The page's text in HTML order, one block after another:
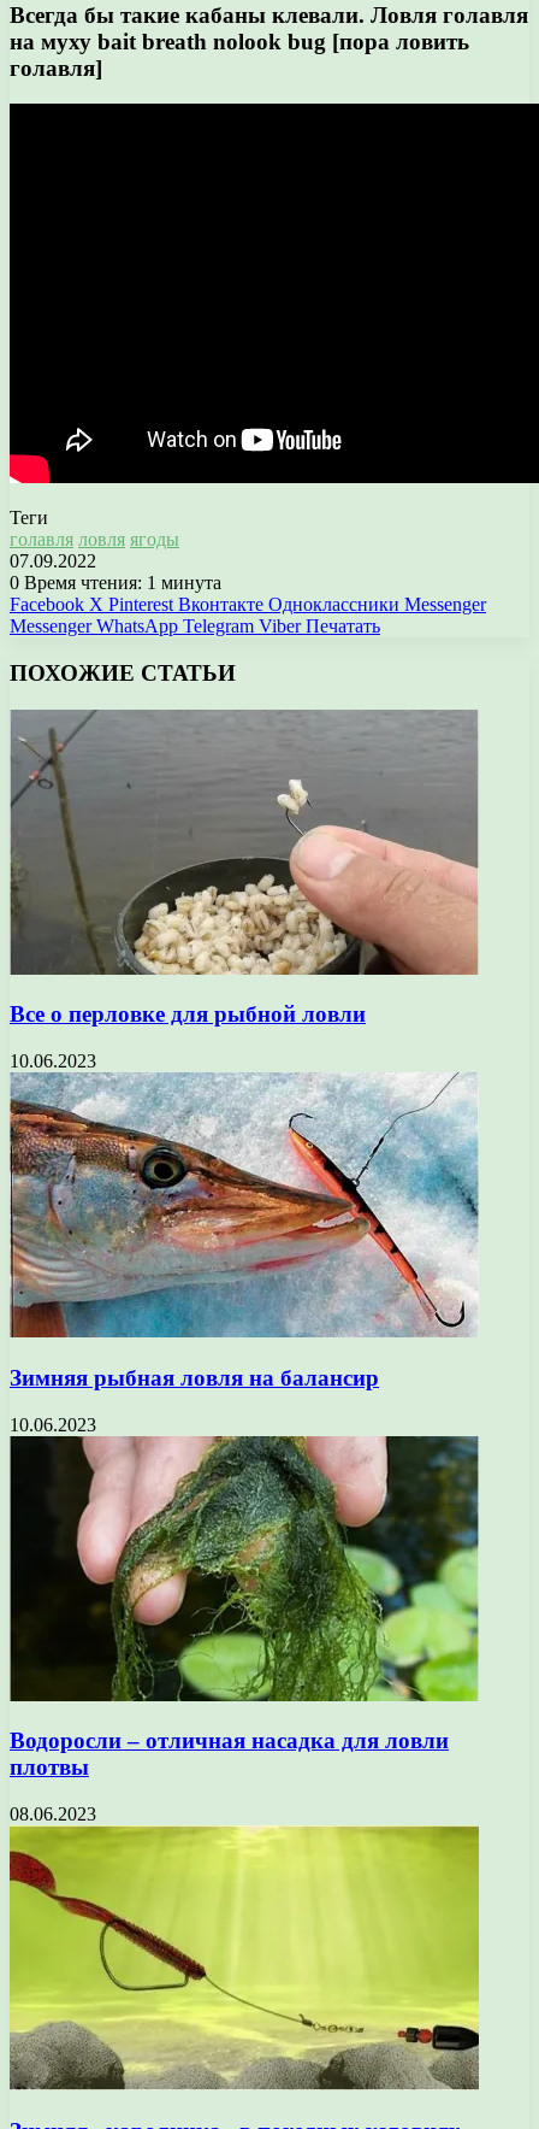
Всегда бы такие кабаны клевали. Ловля голавля
на муху bait breath nolook bug [пора ловить
голавля]
Теги
голавля ловля ягоды
07.09.2022
0 Время чтения: 1 минута
Facebook X Pinterest Вконтакте Одноклассники Messenger
Messenger WhatsApp Telegram Viber Печатать
ПОХОЖИЕ СТАТЬИ
Все о перловке для рыбной ловли
10.06.2023
Зимняя рыбная ловля на балансир
10.06.2023
Водоросли – отличная насадка для ловли
плотвы
08.06.2023